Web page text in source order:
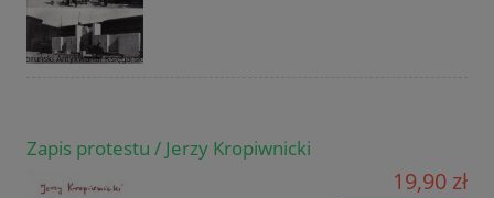
Zapis protestu / Jerzy Kropiwnicki
19,90 zł